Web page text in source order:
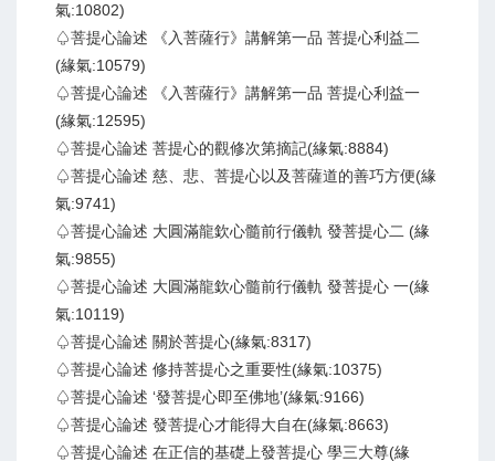
氣:10802)
♤菩提心論述 《入菩薩行》講解第一品 菩提心利益二
(緣氣:10579)
♤菩提心論述 《入菩薩行》講解第一品 菩提心利益一
(緣氣:12595)
♤菩提心論述 菩提心的觀修次第摘記(緣氣:8884)
♤菩提心論述 慈、悲、菩提心以及菩薩道的善巧方便(緣
氣:9741)
♤菩提心論述 大圓滿龍欽心髓前行儀軌 發菩提心二 (緣
氣:9855)
♤菩提心論述 大圓滿龍欽心髓前行儀軌 發菩提心 一(緣
氣:10119)
♤菩提心論述 關於菩提心(緣氣:8317)
♤菩提心論述 修持菩提心之重要性(緣氣:10375)
♤菩提心論述 ‘發菩提心即至佛地’(緣氣:9166)
♤菩提心論述 發菩提心才能得大自在(緣氣:8663)
♤菩提心論述 在正信的基礎上發菩提心 學三大尊(緣